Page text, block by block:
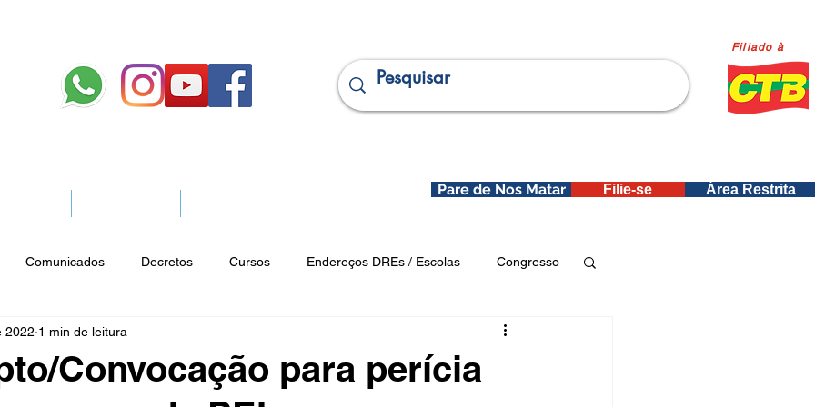
Filiado à
Filie-se
Pare de Nos Matar Área Restrita
Comunicados Decretos Cursos Endereços DREs / Escolas Congresso
Cultural Notícias do Jurídico Publicações SEDIN
Convocação para perícia
2022 1 min de leitura